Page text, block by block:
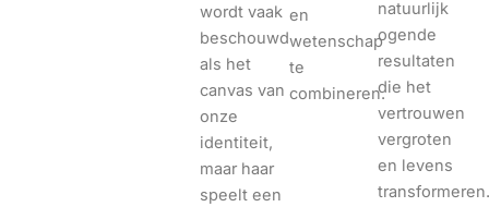
wordt vaak
beschouwd
als het
canvas van
onze
identiteit,
maar haar
speelt een
en
wetenschap
te
combineren.
natuurlijk
ogende
resultaten
die het
vertrouwen
vergroten
en levens